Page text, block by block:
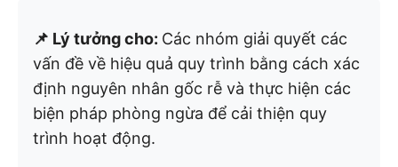
📌 Lý tưởng cho: Các nhóm giải quyết các
vấn đề về hiệu quả quy trình bằng cách xác
định nguyên nhân gốc rễ và thực hiện các
biện pháp phòng ngừa để cải thiện quy
trình hoạt động.